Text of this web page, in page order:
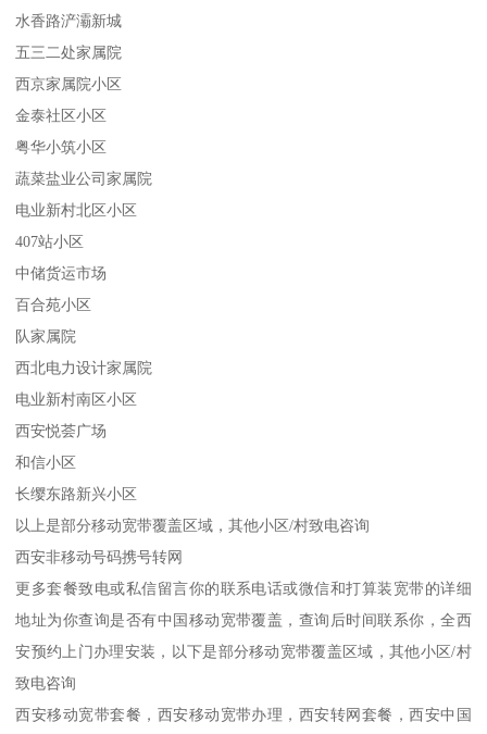
水香路浐灞新城
五三二处家属院
西京家属院小区
金泰社区小区
粤华小筑小区
蔬菜盐业公司家属院
电业新村北区小区
407站小区
中储货运市场
百合苑小区
队家属院
西北电力设计家属院
电业新村南区小区
西安悦荟广场
和信小区
长缨东路新兴小区
以上是部分移动宽带覆盖区域，其他小区/村致电咨询
西安非移动号码携号转网
更多套餐致电或私信留言你的联系电话或微信和打算装宽带的详细
地址为你查询是否有中国移动宽带覆盖，查询后时间联系你，全西
安预约上门办理安装，以下是部分移动宽带覆盖区域，其他小区/村
致电咨询
西安移动宽带套餐，西安移动宽带办理，西安转网套餐，西安中国